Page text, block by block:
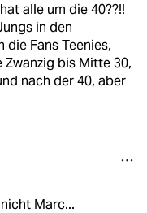
alle um die 40??!!
in den
die Fans Teenies,
bis Mitte 30,
nach der 40, aber
Marc...